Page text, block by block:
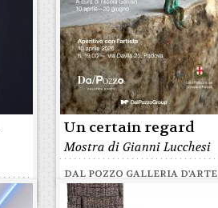
Un certain regard
Mostra di Gianni Lucchesi
DAL POZZO GALLERIA D'ARTE